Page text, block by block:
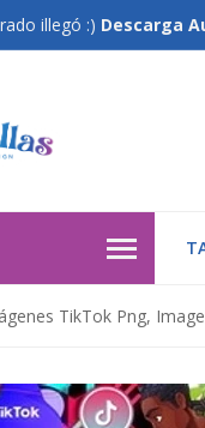
illegó :) Descarga
TikTok Png,